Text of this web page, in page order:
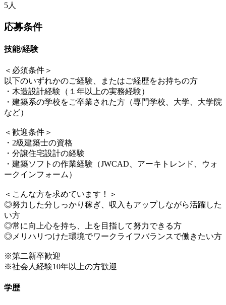
5人
応募条件
技能/経験
＜必須条件＞
以下のいずれかのご経験、またはご経歴をお持ちの方
・木造設計経験（１年以上の実務経験）
・建築系の学校をご卒業された方（専門学校、大学、大学院
など）
＜歓迎条件＞
・2級建築士の資格
・分譲住宅設計の経験
・建築ソフトの作業経験（JWCAD、アーキトレンド、ウォ
ークインフォーム）
＜こんな方を求めています！＞
◎努力した分しっかり稼ぎ、収入もアップしながら活躍した
い方
◎常に向上心を持ち、上を目指して努力できる方
◎メリハリつけた環境でワークライフバランスで働きたい方
※第二新卒歓迎
※社会人経験10年以上の方歓迎
学歴